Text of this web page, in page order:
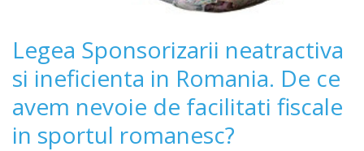
Legea Sponsorizarii neatractiva
si ineficienta in Romania. De ce
avem nevoie de facilitati fiscale
in sportul romanesc?